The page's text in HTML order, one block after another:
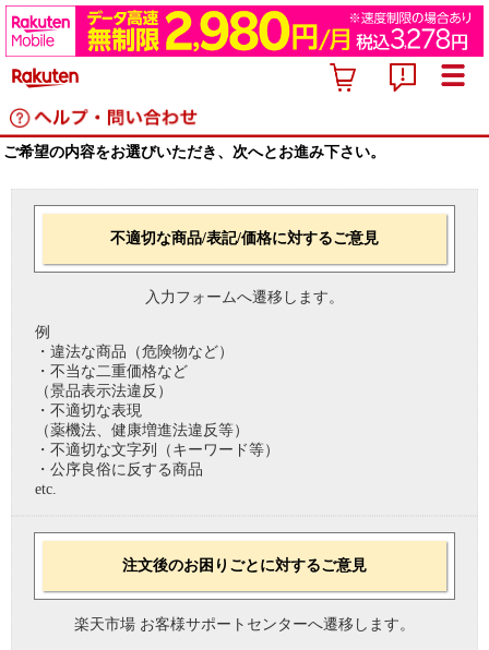
ご希望の内容をお選びいただき、次へとお進み下さい。
不適切な商品/表記/価格に対するご意見
入力フォームへ遷移します。
例
・違法な商品（危険物など）
・不当な二重価格など
（景品表示法違反）
・不適切な表現
（薬機法、健康増進法違反等）
・不適切な文字列（キーワード等）
・公序良俗に反する商品
etc.
注文後のお困りごとに対するご意見
楽天市場 お客様サポートセンターへ遷移します。